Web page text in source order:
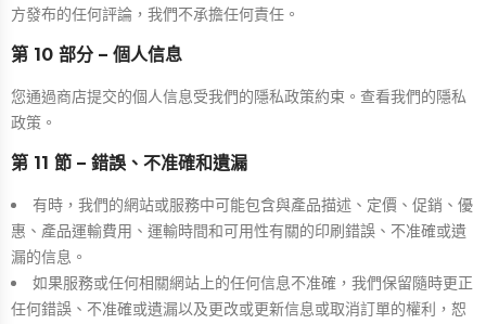
方發布的任何評論，我們不承擔任何責任。
第 10 部分 – 個人信息
您通過商店提交的個人信息受我們的隱私政策約束。查看我們的隱私
政策。
第 11 節 – 錯誤、不准確和遺漏
有時，我們的網站或服務中可能包含與產品描述、定價、促銷、優
惠、產品運輸費用、運輸時間和可用性有關的印刷錯誤、不准確或遺
漏的信息。
如果服務或任何相關網站上的任何信息不准確，我們保留隨時更正
任何錯誤、不准確或遺漏以及更改或更新信息或取消訂單的權利，恕